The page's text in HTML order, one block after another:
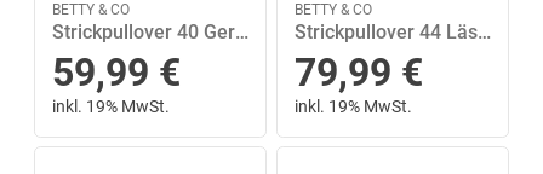
BETTY & CO
Strickpullover 40 Gerade - Weiß/taupe
59,99 €
inkl. 19% MwSt.
BETTY & CO
Strickpullover 44 Lässig - Mint/nature
79,99 €
inkl. 19% MwSt.